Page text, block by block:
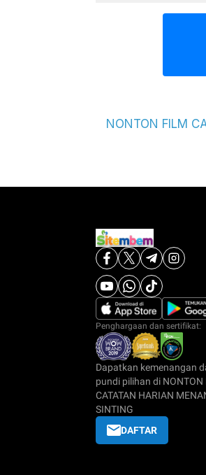
NONTON FILM
Penghargaan dan sertifikat:
Dapatkan kemenangan
pundi pilihan di NONTON
CATATAN HARIAN
SINTING
DAFTAR